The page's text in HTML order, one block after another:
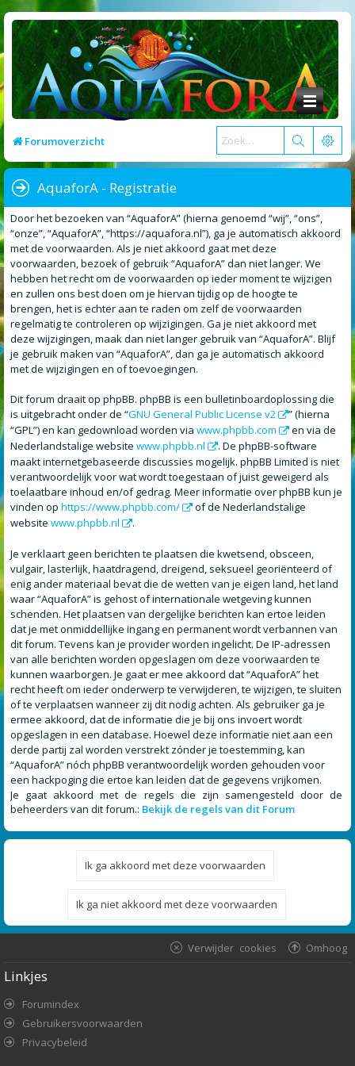
Forumoverzicht
AquaforA - Registratie
Door het bezoeken van “AquaforA” (hierna genoemd “wij”, “ons”,
“onze”, “AquaforA”, “https://aquafora.nl”), ga je automatisch akkoord
met de voorwaarden. Als je niet akkoord gaat met deze
voorwaarden, bezoek of gebruik “AquaforA” dan niet langer. We
hebben het recht om de voorwaarden op ieder moment te wijzigen
en zullen ons best doen om je hiervan tijdig op de hoogte te
brengen, het is echter aan te raden om zelf de voorwaarden
regelmatig te controleren op wijzigingen. Ga je niet akkoord met
deze wijzigingen, maak dan niet langer gebruik van “AquaforA”. Blijf
je gebruik maken van “AquaforA”, dan ga je automatisch akkoord
met de wijzigingen en of toevoegingen.
Dit forum draait op phpBB. phpBB is een bulletinboardoplossing die
is uitgebracht onder de “GNU General Public License v2
” (hierna
“GPL”) en kan gedownload worden via www.phpbb.com
en via de
Nederlandstalige website www.phpbb.nl
. De phpBB-software
maakt internetgebaseerde discussies mogelijk. phpBB Limited is niet
verantwoordelijk voor wat wordt toegestaan of juist geweigerd als
toelaatbare inhoud en/of gedrag. Meer informatie over phpBB kun je
vinden op https://www.phpbb.com/
of de Nederlandstalige
website www.phpbb.nl .
Je verklaart geen berichten te plaatsen die kwetsend, obsceen,
vulgair, lasterlijk, haatdragend, dreigend, seksueel georiënteerd of
enig ander materiaal bevat die de wetten van je eigen land, het land
waar “AquaforA” is gehost of internationale wetgeving kunnen
schenden. Het plaatsen van dergelijke berichten kan ertoe leiden
dat je met onmiddellijke ingang en permanent wordt verbannen van
dit forum. Tevens kan je provider worden ingelicht. De IP-adressen
van alle berichten worden opgeslagen om deze voorwaarden te
kunnen waarborgen. Je gaat er mee akkoord dat “AquaforA” het
recht heeft om ieder onderwerp te verwijderen, te wijzigen, te sluiten
of te verplaatsen wanneer zij dit nodig achten. Als gebruiker ga je
ermee akkoord, dat de informatie die je bij ons invoert wordt
opgeslagen in een database. Hoewel deze informatie niet aan een
derde partij zal worden verstrekt zónder je toestemming, kan
“AquaforA” nóch phpBB verantwoordelijk worden gehouden voor
een hackpoging die ertoe kan leiden dat de gegevens vrijkomen.
Je gaat akkoord met de regels die zijn samengesteld door de
beheerders van dit forum.: Bekijk de regels van dit Forum
Omhoog
Verwijder cookies
Linkjes
Forumindex
Gebruikersvoorwaarden
Privacybeleid